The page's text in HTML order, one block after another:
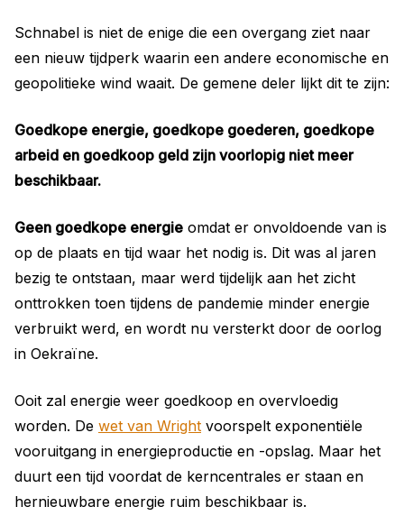
Schnabel is niet de enige die een overgang ziet naar
een nieuw tijdperk waarin een andere economische en
geopolitieke wind waait. De gemene deler lijkt dit te zijn:
Goedkope energie, goedkope goederen, goedkope
arbeid en goedkoop geld zijn voorlopig niet meer
beschikbaar.
Geen goedkope energie omdat er onvoldoende van is
op de plaats en tijd waar het nodig is. Dit was al jaren
bezig te ontstaan, maar werd tijdelijk aan het zicht
onttrokken toen tijdens de pandemie minder energie
verbruikt werd, en wordt nu versterkt door de oorlog
in Oekraïne.
Ooit zal energie weer goedkoop en overvloedig
worden. De wet van Wright voorspelt exponentiële
vooruitgang in energieproductie en -opslag. Maar het
duurt een tijd voordat de kerncentrales er staan en
hernieuwbare energie ruim beschikbaar is.